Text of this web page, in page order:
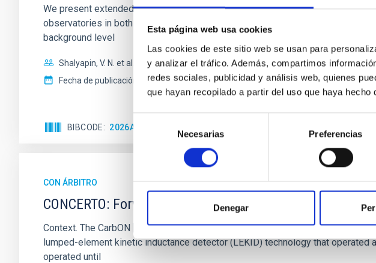
Esta página web usa cookies
Las cookies de este sitio web se usan para
y analizar el tráfico. Además, compartimos
redes sociales, publicidad y análisis web, quienes
que hayan recopilado a partir del uso que haya hecho
consentimiento
Necesarias Preferencias
Denegar
We present extended optical monitoring of the quadruply-imaged
observatories in both hemispheres and using a new photometric technique.
background level
Shalyapin, V. N. et al.
Fecha de publicación:
6 2026
BIBCODE 2026A&A...710A..70S
CON ÁRBITRO
CONCERTO: Forward modelling of interferograms for
Context. The CarbON [CII] line in post-rEionisation and ReionisaTiOn epoch
lumped-element kinetic inductance detector (LEKID) technology that
operated until